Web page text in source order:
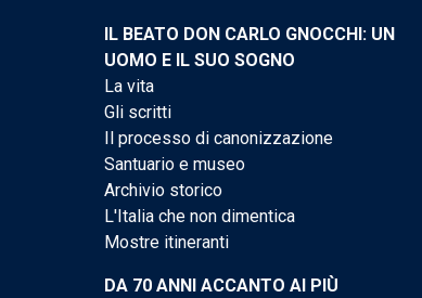
IL BEATO DON CARLO GNOCCHI: UN
UOMO E IL SUO SOGNO
La vita
Gli scritti
Il processo di canonizzazione
Santuario e museo
Archivio storico
L'Italia che non dimentica
Mostre itineranti
DA 70 ANNI ACCANTO AI PIÙ